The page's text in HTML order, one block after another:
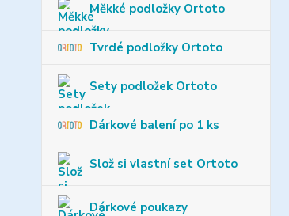
Měkké podložky Ortoto
Tvrdé podložky Ortoto
Sety podložek Ortoto
Dárkové balení po 1 ks
Slož si vlastní set Ortoto
Dárkové poukazy